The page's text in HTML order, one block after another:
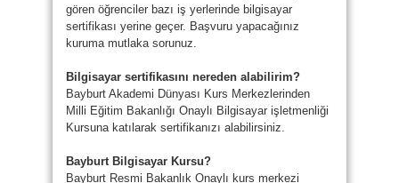
gören öğrenciler bazı iş yerlerinde bilgisayar
sertifikası yerine geçer. Başvuru yapacağınız
kuruma mutlaka sorunuz.
Bilgisayar sertifikasını nereden alabilirim?
Bayburt Akademi Dünyası Kurs Merkezlerinden
Milli Eğitim Bakanlığı Onaylı Bilgisayar işletmenliği
Kursuna katılarak sertifikanızı alabilirsiniz.
Bayburt Bilgisayar Kursu?
Bayburt Resmi Bakanlık Onaylı kurs merkezi